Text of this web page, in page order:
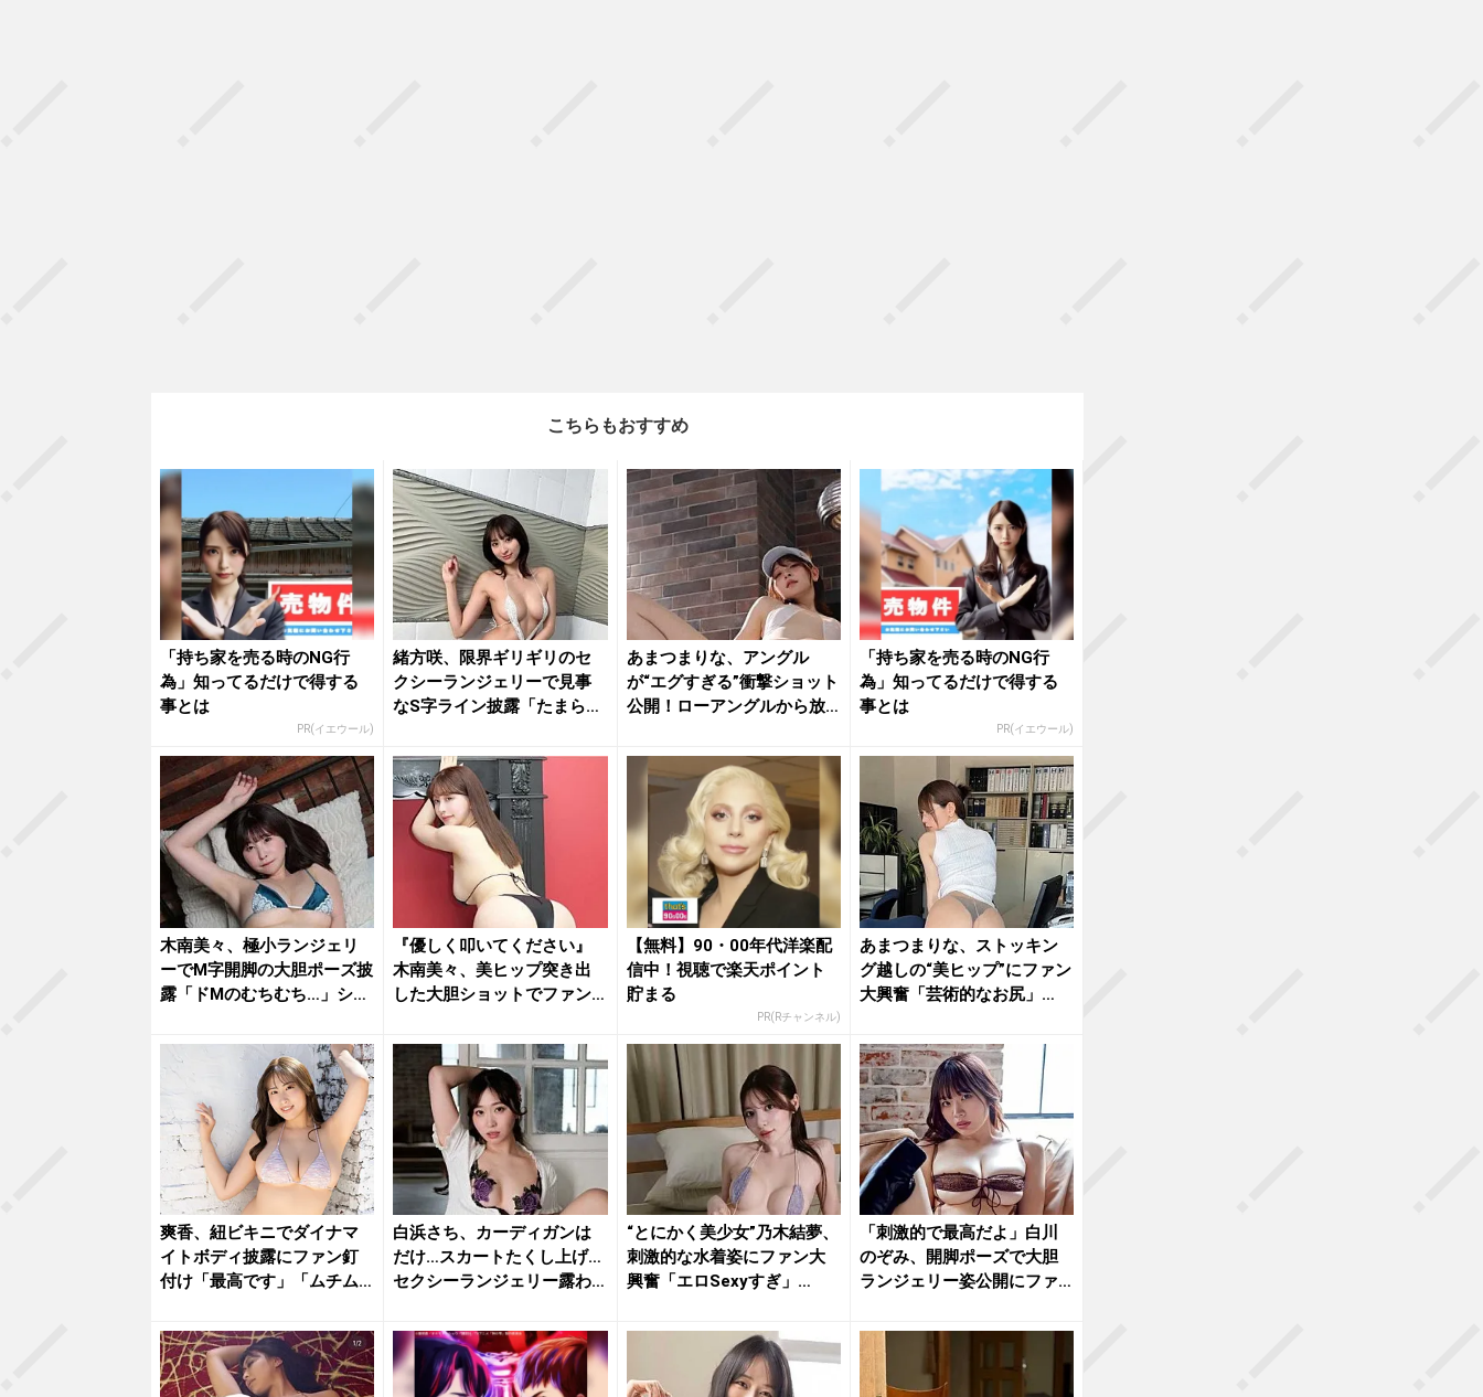
こちらもおすすめ
「持ち家を売る時のNG行
為」知ってるだけで得する
事とは
PR(イエウール)
緒方咲、限界ギリギリのセ
クシーランジェリーで見事
なS字ライン披露「たまらな
あまつまりな、アングル
が“エグすぎる”衝撃ショット
公開！ローアングルから放
「持ち家を売る時のNG行
為」知ってるだけで得する
事とは
PR(イエウール)
木南美々、極小ランジェリ
ーでM字開脚の大胆ポーズ披
露「ドMのむちむち…」ショ
『優しく叩いてください』
木南美々、美ヒップ突き出
した大胆ショットでファン
【無料】90・00年代洋楽配
信中！視聴で楽天ポイント
貯まる
PR(Rチャンネル)
あまつまりな、ストッキン
グ越しの“美ヒップ”にファン
大興奮「芸術的なお尻」
爽香、紐ビキニでダイナマ
イトボディ披露にファン釘
付け「最高です」「ムチム
白浜さち、カーディガンは
だけ…スカートたくし上げ…
セクシーランジェリー露わ
“とにかく美少女”乃木結夢、
刺激的な水着姿にファン大
興奮「エロSexyすぎ」
「刺激的で最高だよ」白川
のぞみ、開脚ポーズで大胆
ランジェリー姿公開にファ